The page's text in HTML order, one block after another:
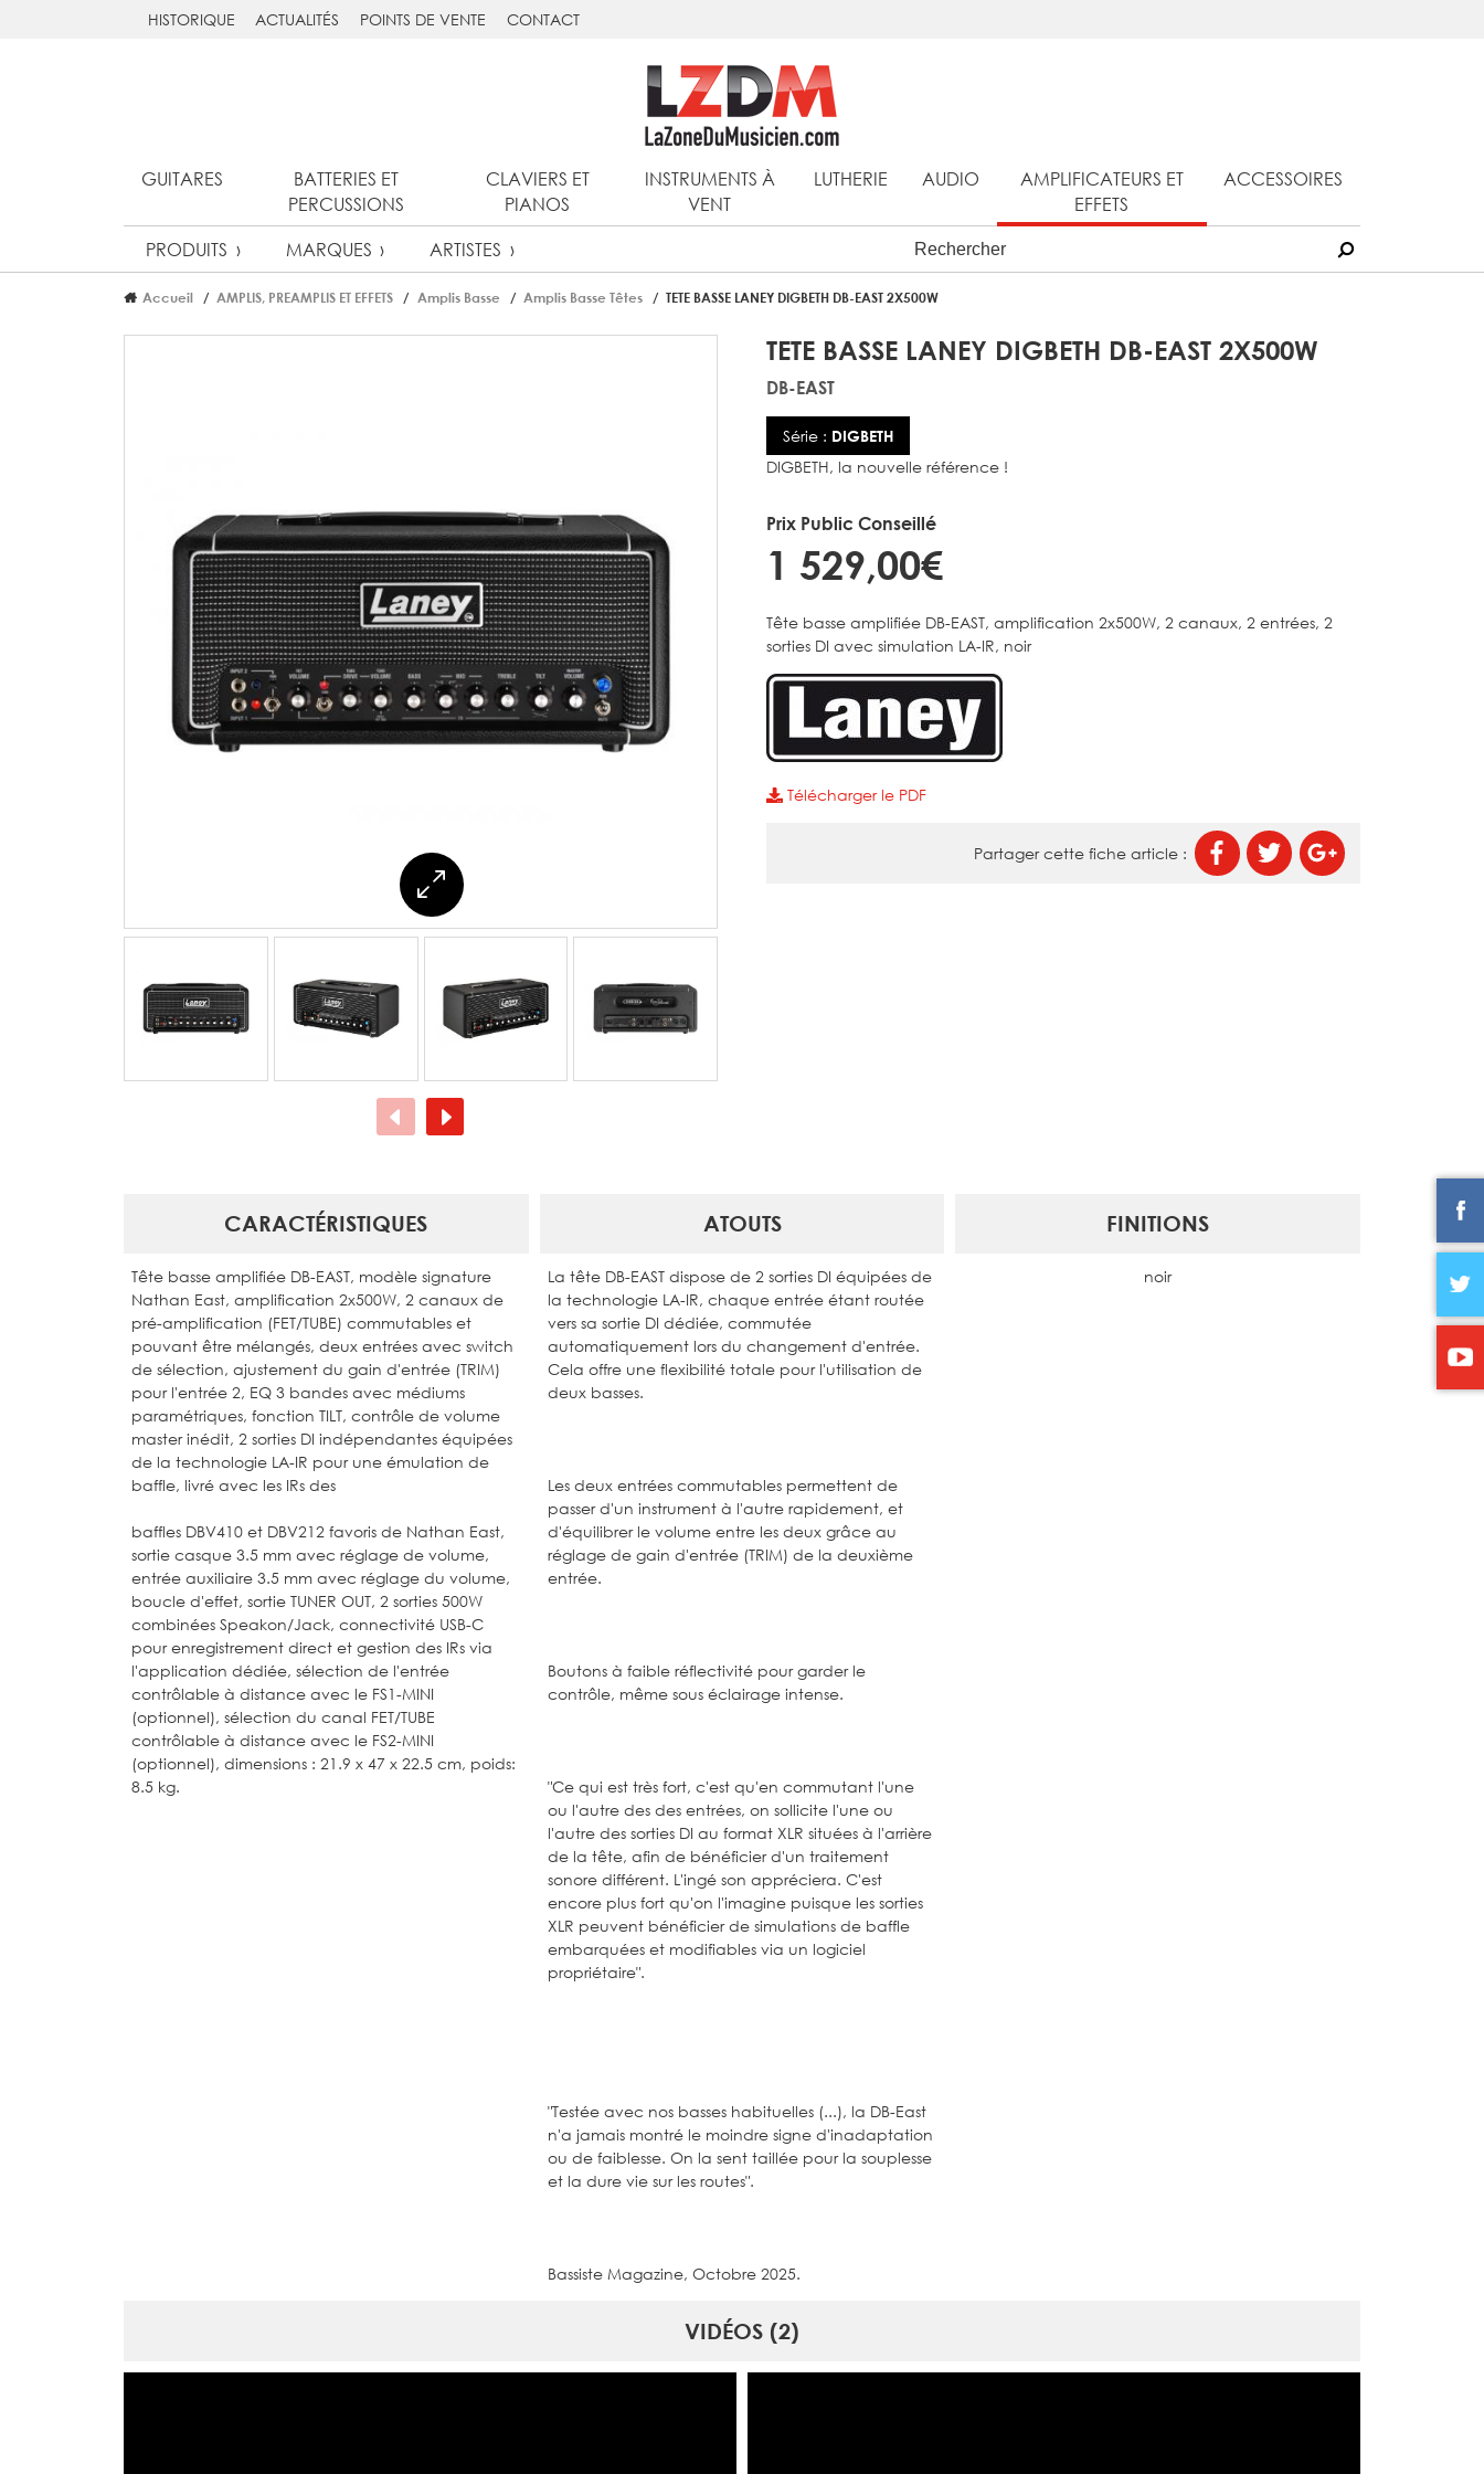
HISTORIQUE ACTUALITÉS POINTS DE VENTE CONTACT
GUITARES
BATTERIES ET
PERCUSSIONS
CLAVIERS ET
PIANOS
INSTRUMENTS À
VENT
LUTHERIE AUDIO
AMPLIFICATEURS ET
EFFETS
ACCESSOIRES
PRODUITS MARQUES ARTISTES
Accueil AMPLIS, PREAMPLIS ET EFFETS Amplis Basse Amplis Basse Têtes TETE BASSE LANEY DIGBETH DB-EAST 2X500W
TETE BASSE LANEY DIGBETH DB-EAST 2X500W
DB-EAST
Série : DIGBETH
DIGBETH, la nouvelle référence !
Prix Public Conseillé
1 529,00€
Tête basse amplifiée DB-EAST, amplification 2x500W, 2 canaux, 2 entrées, 2
sorties DI avec simulation LA-IR, noir
Télécharger le PDF
Partager cette fiche article :
CARACTÉRISTIQUES
Tête basse amplifiée DB-EAST, modèle signature
Nathan East, amplification 2x500W, 2 canaux de
pré-amplification (FET/TUBE) commutables et
pouvant être mélangés, deux entrées avec switch
de sélection, ajustement du gain d'entrée (TRIM)
pour l'entrée 2, EQ 3 bandes avec médiums
paramétriques, fonction TILT, contrôle de volume
master inédit, 2 sorties DI indépendantes équipées
de la technologie LA-IR pour une émulation de
baffle, livré avec les IRs des
baffles DBV410 et DBV212 favoris de Nathan East,
sortie casque 3.5 mm avec réglage de volume,
entrée auxiliaire 3.5 mm avec réglage du volume,
boucle d'effet, sortie TUNER OUT, 2 sorties 500W
combinées Speakon/Jack, connectivité USB-C
pour enregistrement direct et gestion des IRs via
l'application dédiée, sélection de l'entrée
contrôlable à distance avec le FS1-MINI
(optionnel), sélection du canal FET/TUBE
contrôlable à distance avec le FS2-MINI
(optionnel), dimensions : 21.9 x 47 x 22.5 cm, poids:
8.5 kg.
ATOUTS
La tête DB-EAST dispose de 2 sorties DI équipées de
la technologie LA-IR, chaque entrée étant routée
vers sa sortie DI dédiée, commutée
automatiquement lors du changement d'entrée.
Cela offre une flexibilité totale pour l'utilisation de
deux basses.
Les deux entrées commutables permettent de
passer d'un instrument à l'autre rapidement, et
d'équilibrer le volume entre les deux grâce au
réglage de gain d'entrée (TRIM) de la deuxième
entrée.
Boutons à faible réflectivité pour garder le
contrôle, même sous éclairage intense.
"Ce qui est très fort, c'est qu'en commutant l'une
ou l'autre des des entrées, on sollicite l'une ou
l'autre des sorties DI au format XLR situées à l'arrière
de la tête, afin de bénéficier d'un traitement
sonore différent. L'ingé son appréciera. C'est
encore plus fort qu'on l'imagine puisque les sorties
XLR peuvent bénéficier de simulations de baffle
embarquées et modifiables via un logiciel
propriétaire".
"Testée avec nos basses habituelles (...), la DB-East
n'a jamais montré le moindre signe d'inadaptation
ou de faiblesse. On la sent taillée pour la souplesse
et la dure vie sur les routes".
Bassiste Magazine, Octobre 2025.
FINITIONS
noir
VIDÉOS (2)